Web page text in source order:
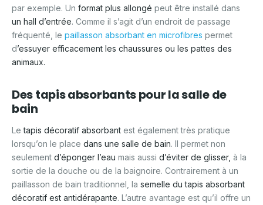
par exemple. Un format plus allongé peut être installé dans
un hall d’entrée. Comme il s’agit d’un endroit de passage
fréquenté, le paillasson absorbant en microfibres permet
d’essuyer efficacement les chaussures ou les pattes des
animaux.
Des tapis absorbants pour la salle de
bain
Letapis décoratif absorbant est également très pratique
lorsqu’on le place dans une salle de bain. Il permet non
seulement d’éponger l’eau mais aussi d’éviter de glisser, à la
sortie de la douche ou de la baignoire. Contrairement à un
paillasson de bain traditionnel, la semelle du tapis absorbant
décoratif est antidérapante. L’autre avantage est qu’il offre un